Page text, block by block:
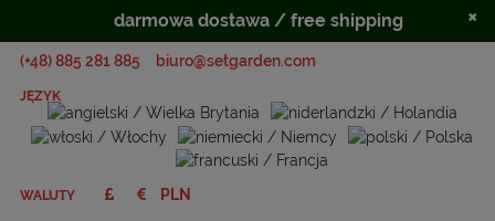
(+48) 885 281 885 biuro@setgarden.com
JĘZYK
WALUTY
darmowa dostawa / free shipping ×